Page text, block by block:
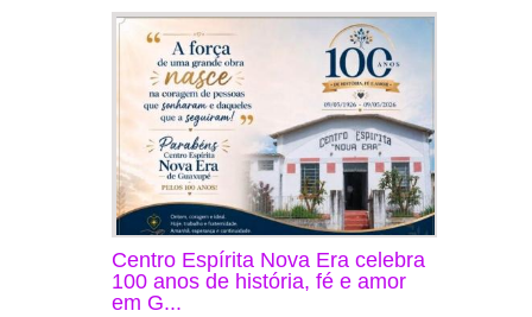
Centro Espírita Nova Era celebra
100 anos de história, fé e amor
em G...